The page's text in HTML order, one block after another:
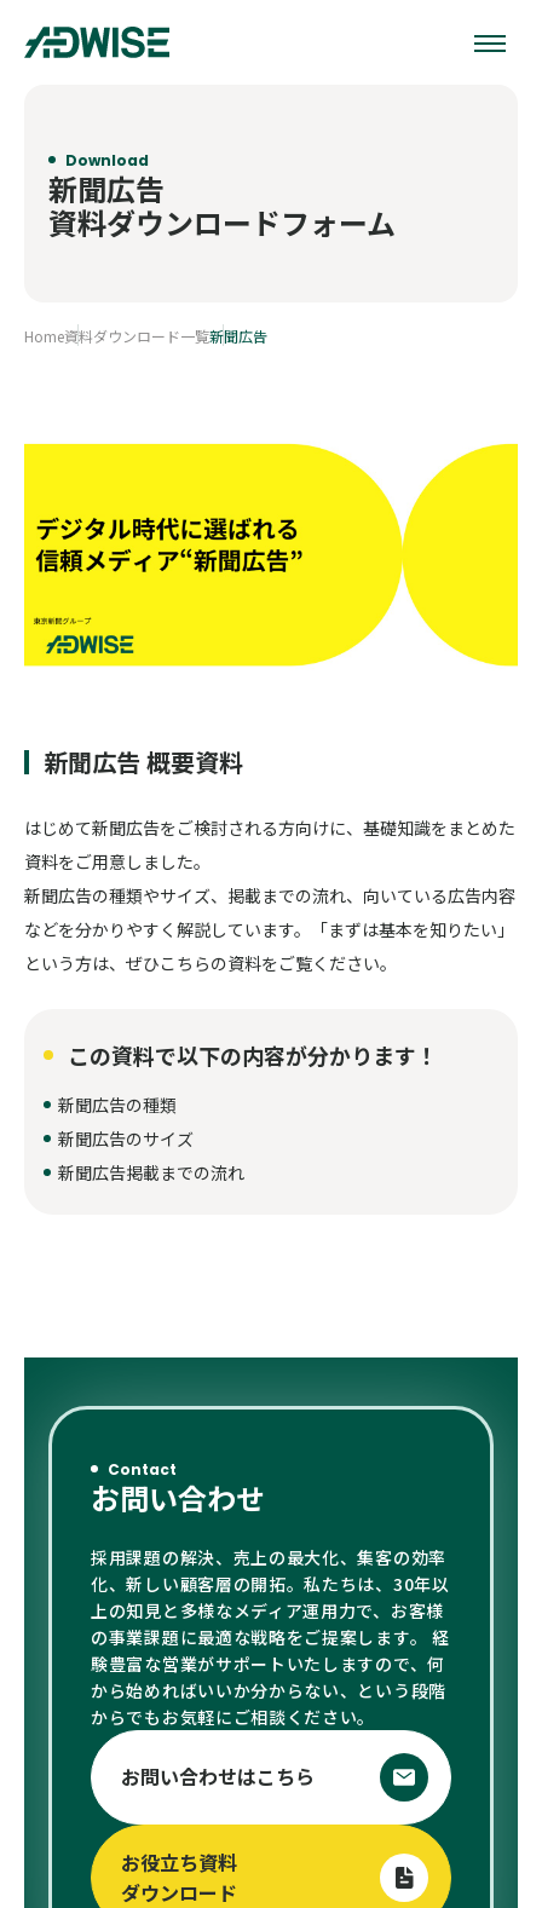
新聞広告
資料ダウンロードフォーム
Download
Home資料ダウンロード一覧新聞広告
新聞広告 概要資料
はじめて新聞広告をご検討される方向けに、基礎知識をまとめた
資料をご用意しました。
新聞広告の種類やサイズ、掲載までの流れ、向いている広告内容
などを分かりやすく解説しています。「まずは基本を知りたい」
という方は、ぜひこちらの資料をご覧ください。
この資料で以下の内容が分かります！
新聞広告の種類
新聞広告のサイズ
新聞広告掲載までの流れ
お問い合わせ
Contact
採用課題の解決、売上の最大化、集客の効率
化、新しい顧客層の開拓。私たちは、30年以
上の知見と多様なメディア運用力で、お客様
の事業課題に最適な戦略をご提案します。 経
験豊富な営業がサポートいたしますので、何
から始めればいいか分からない、という段階
からでもお気軽にご相談ください。
お問い合わせはこちら
お役立ち資料
ダウンロード